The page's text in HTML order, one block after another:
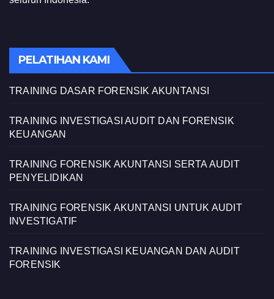
PELATIHAN KAMI
TRAINING DASAR FORENSIK AKUNTANSI
TRAINING INVESTIGASI AUDIT DAN FORENSIK
KEUANGAN
TRAINING FORENSIK AKUNTANSI SERTA AUDIT
PENYELIDIKAN
TRAINING FORENSIK AKUNTANSI UNTUK AUDIT
INVESTIGATIF
TRAINING INVESTIGASI KEUANGAN DAN AUDIT
FORENSIK